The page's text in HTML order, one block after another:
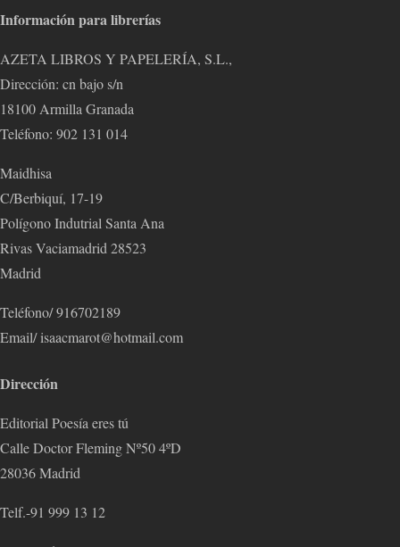
Información para librerías
AZETA LIBROS Y PAPELERÍA, S.L.,
Dirección: cn bajo s/n
18100 Armilla Granada
Teléfono: 902 131 014
Maidhisa
C/Berbiquí, 17-19
Polígono Indutrial Santa Ana
Rivas Vaciamadrid 28523
Madrid
Teléfono/ 916702189
Email/ isaacmarot@hotmail.com
Dirección
Editorial Poesía eres tú
Calle Doctor Fleming Nº50 4ºD
28036 Madrid
Telf.-91 999 13 12